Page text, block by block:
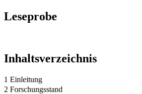
Leseprobe
Inhaltsverzeichnis
1 Einleitung
2 Forschungsstand